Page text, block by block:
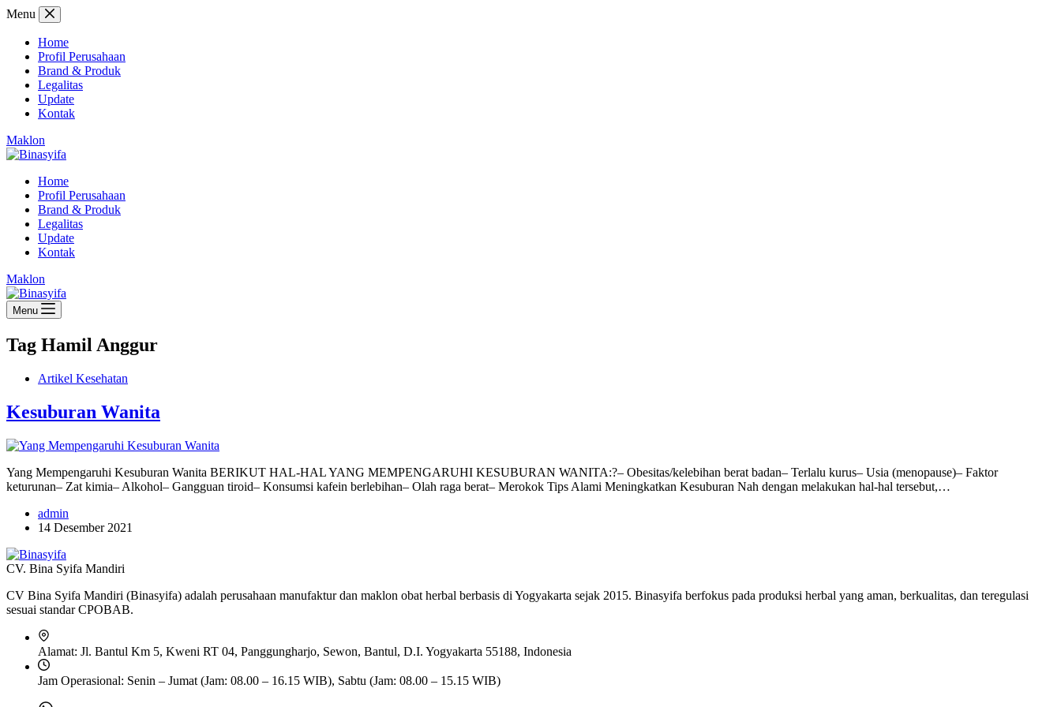
Skip
content
Menu
Home
Profil Perusahaan
Brand & Produk
Legalitas
Update
Kontak
Maklon
Home
Profil Perusahaan
Brand & Produk
Legalitas
Update
Kontak
Maklon
Menu
Tag Hamil Anggur
Artikel Kesehatan
Kesuburan Wanita
Yang Mempengaruhi Kesuburan Wanita BERIKUT HAL-HAL YANG MEMPENGARUHI KESUBURAN WANITA:?️– Obesitas/kelebihan berat badan– Terlalu kurus– Usia (menopause)– Faktor
keturunan– Zat kimia– Alkohol– Gangguan tiroid– Konsumsi kafein berlebihan– Olah raga berat– Merokok Tips Alami Meningkatkan Kesuburan Nah dengan melakukan hal-hal tersebut,…
admin
14 Desember 2021
CV. Bina Syifa Mandiri
CV Bina Syifa Mandiri (Binasyifa) adalah perusahaan manufaktur dan maklon obat herbal berbasis di Yogyakarta sejak 2015. Binasyifa berfokus pada produksi herbal yang aman, berkualitas, dan teregulasi
sesuai standar CPOBAB.
Alamat: Jl. Bantul Km 5, Kweni RT 04, Panggungharjo, Sewon, Bantul, D.I. Yogyakarta 55188, Indonesia
Jam Operasional: Senin – Jumat (Jam: 08.00 – 16.15 WIB), Sabtu (Jam: 08.00 – 15.15 WIB)